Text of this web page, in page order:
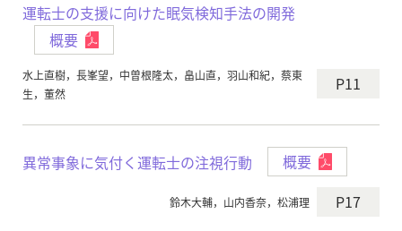
運転士の支援に向けた眠気検知手法の開発
概要
水上直樹，長峯望，中曽根隆太，畠山直，羽山和紀，蔡東
生，董然
P11
異常事象に気付く運転士の注視行動 概要
鈴木大輔，山内香奈，松浦理 P17